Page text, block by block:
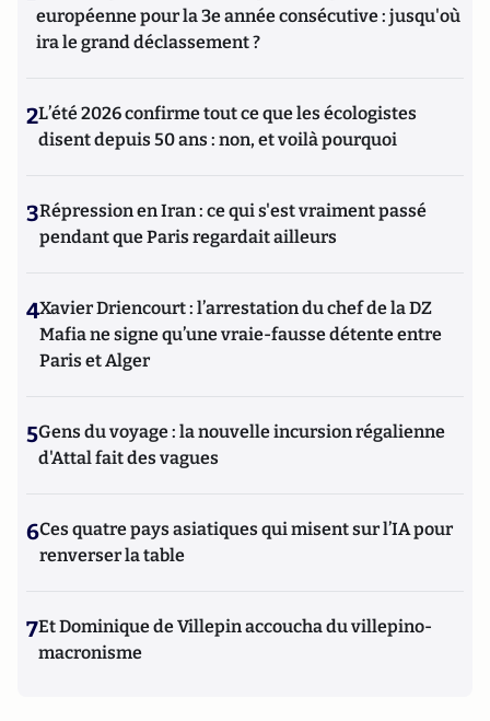
européenne pour la 3e année consécutive : jusqu'où
ira le grand déclassement ?
2L’été 2026 confirme tout ce que les écologistes
disent depuis 50 ans : non, et voilà pourquoi
3Répression en Iran : ce qui s'est vraiment passé
pendant que Paris regardait ailleurs
4Xavier Driencourt : l’arrestation du chef de la DZ
Mafia ne signe qu’une vraie-fausse détente entre
Paris et Alger
5Gens du voyage : la nouvelle incursion régalienne
d'Attal fait des vagues
6Ces quatre pays asiatiques qui misent sur l’IA pour
renverser la table
7Et Dominique de Villepin accoucha du villepino-
macronisme